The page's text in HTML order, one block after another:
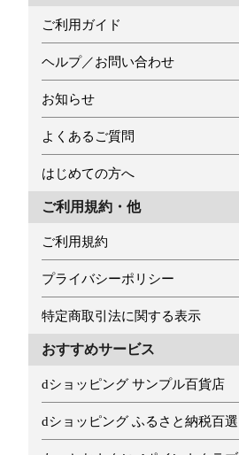
ご利用ガイド
ヘルプ／お問い合わせ
お知らせ
よくあるご質問
はじめての方へ
ご利用規約・他
ご利用規約
プライバシーポリシー
特定商取引法に関する表示
おすすめサービス
dショッピング サンプル百貨店
dショッピング ふるさと納税百選